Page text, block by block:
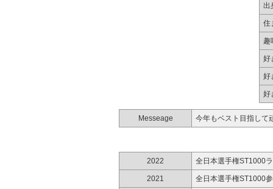
出
住
趣
好
好
好
Messeage 今年もベスト目指して
2022 全日本選手権ST1000
2021 全日本選手権ST1000